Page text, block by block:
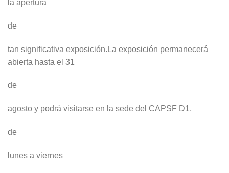
la apertura
de
tan significativa exposición.La exposición permanecerá
abierta hasta el 31
de
agosto y podrá visitarse en la sede del CAPSF D1,
de
lunes a viernes